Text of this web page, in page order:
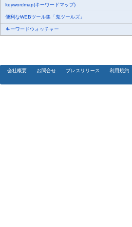
keywordmap(キーワードマップ)
便利なWEBツール集「鬼ツールズ」
キーワードウォッチャー
会社概要 お問合せ プレスリリース 利用規約